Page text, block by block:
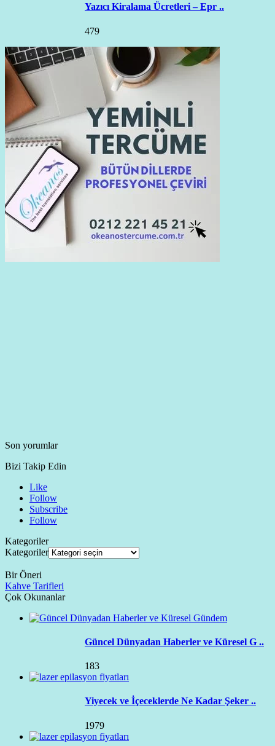
Yazıcı Kiralama Ücretleri – Epr ..
479
Son yorumlar
Bizi Takip Edin
Like
Follow
Subscribe
Follow
Kategoriler
Kategoriler
Bir Öneri
Kahve Tarifleri
Çok Okunanlar
Güncel Dünyadan Haberler ve Küresel G ..
183
Yiyecek ve İçeceklerde Ne Kadar Şeker ..
1979